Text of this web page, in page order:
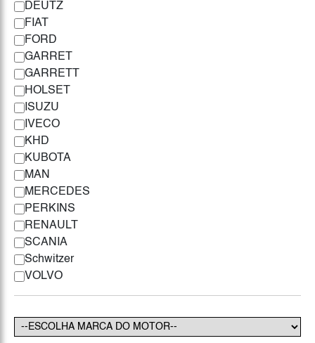
DEUTZ
FIAT
FORD
GARRET
GARRETT
HOLSET
ISUZU
IVECO
KHD
KUBOTA
MAN
MERCEDES
PERKINS
RENAULT
SCANIA
Schwitzer
VOLVO